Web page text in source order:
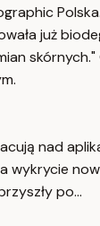
już
skórnych."
nad
wykrycie
po...